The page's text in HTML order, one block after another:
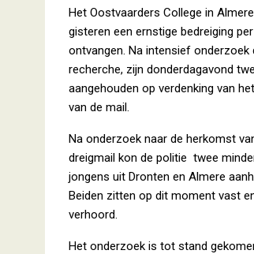
Het Oostvaarders College in
gisteren een ernstige bedreiging
ontvangen. Na intensief onderzoek
recherche, zijn donderdagavond
aangehouden op verdenking van
van de mail.
Na onderzoek naar de herkomst
dreigmail kon de politie twee
jongens uit Dronten en Almere
Beiden zitten op dit moment vast
verhoord.
Het onderzoek is tot stand